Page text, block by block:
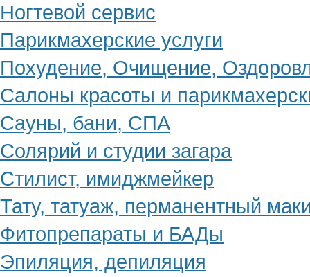
Ногтевой сервис
Парикмахерские услуги
Похудение, Очищение,
Салоны красоты и
Сауны, бани, СПА
Солярий и студии загара
Стилист, имиджмейкер
Тату, татуаж, перманентный
Фитопрепараты и БАДы
Эпиляция, депиляция